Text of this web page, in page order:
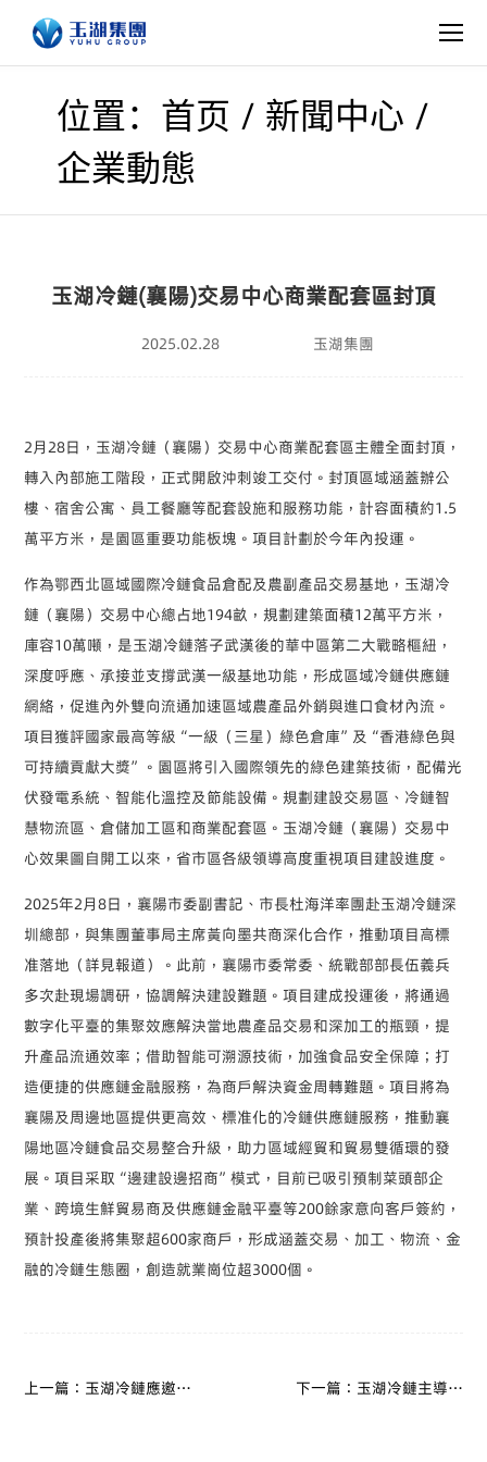
位置：首页 / 新聞中心 /
企業動態
玉湖冷鏈(襄陽)交易中心商業配套區封頂
2025.02.28 玉湖集團
2月28日，玉湖冷鏈（襄陽）交易中心商業配套區主體全面封頂，
轉入內部施工階段，正式開啟沖刺竣工交付。封頂區域涵蓋辦公
樓、宿舍公寓、員工餐廳等配套設施和服務功能，計容面積約1.5
萬平方米，是園區重要功能板塊。項目計劃於今年內投運。
作為鄂西北區域國際冷鏈食品倉配及農副產品交易基地，玉湖冷
鏈（襄陽）交易中心總占地194畝，規劃建築面積12萬平方米，
庫容10萬噸，是玉湖冷鏈落子武漢後的華中區第二大戰略樞紐，
深度呼應、承接並支撐武漢一級基地功能，形成區域冷鏈供應鏈
網絡，促進內外雙向流通加速區域農產品外銷與進口食材內流。
項目獲評國家最高等級“一級（三星）綠色倉庫”及“香港綠色與
可持續貢獻大獎”。園區將引入國際領先的綠色建築技術，配備光
伏發電系統、智能化溫控及節能設備。規劃建設交易區、冷鏈智
慧物流區、倉儲加工區和商業配套區。玉湖冷鏈（襄陽）交易中
心效果圖自開工以來，省市區各級領導高度重視項目建設進度。
2025年2月8日，襄陽市委副書記、市長杜海洋率團赴玉湖冷鏈深
圳總部，與集團董事局主席黃向墨共商深化合作，推動項目高標
准落地（詳見報道）。此前，襄陽市委常委、統戰部部長伍義兵
多次赴現場調研，協調解決建設難題。項目建成投運後，將通過
數字化平臺的集聚效應解決當地農產品交易和深加工的瓶頸，提
升產品流通效率；借助智能可溯源技術，加強食品安全保障；打
造便捷的供應鏈金融服務，為商戶解決資金周轉難題。項目將為
襄陽及周邊地區提供更高效、標准化的冷鏈供應鏈服務，推動襄
陽地區冷鏈食品交易整合升級，助力區域經貿和貿易雙循環的發
展。項目采取“邊建設邊招商”模式，目前已吸引預制菜頭部企
業、跨境生鮮貿易商及供應鏈金融平臺等200餘家意向客戶簽約，
預計投產後將集聚超600家商戶，形成涵蓋交易、加工、物流、金
融的冷鏈生態圈，創造就業崗位超3000個。
上一篇：玉湖冷鏈應邀訪
下一篇：玉湖冷鏈主導國